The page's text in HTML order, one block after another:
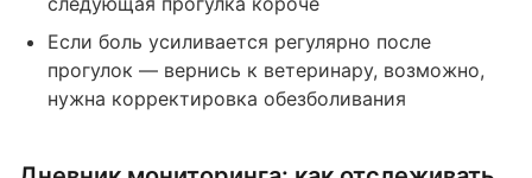
Если боль усиливается регулярно после
прогулок — вернись к ветеринару, возможно,
нужна корректировка обезболивания